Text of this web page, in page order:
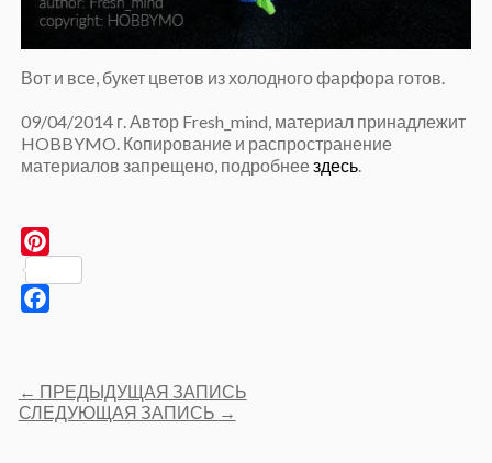
Вот и все, букет цветов из холодного фарфора готов.
09/04/2014 г. Автор Fresh_mind, материал принадлежит
HOBBYMO. Копирование и распространение
материалов запрещено, подробнеездесь.
Post
navigation
← ПРЕДЫДУЩАЯ ЗАПИСЬ
СЛЕДУЮЩАЯ ЗАПИСЬ →